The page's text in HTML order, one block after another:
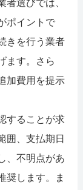
選びでは、
ポイントで
きを行う業者
ます。さら
加費用を提示
することが求
囲、支払期日
、不明点があ
奨します。ま